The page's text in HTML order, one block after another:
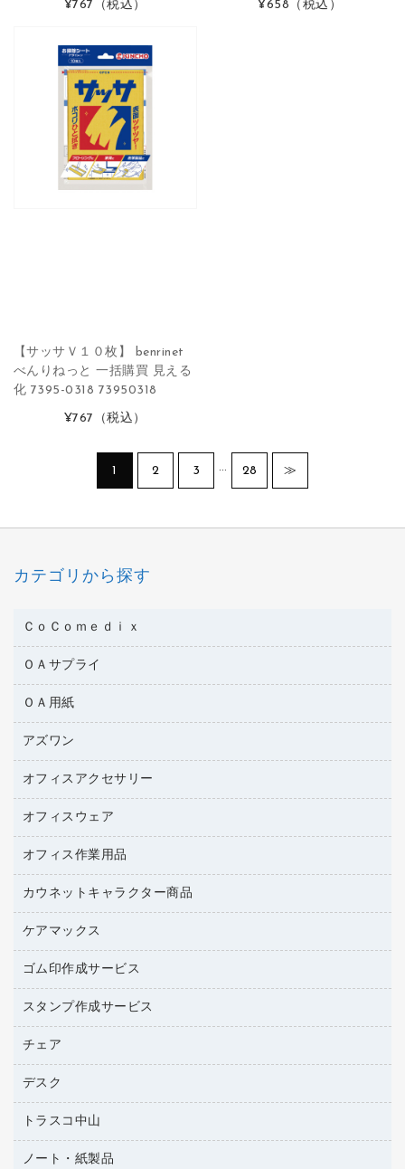
¥767 （税込） ¥658 （税込）
【サッサＶ１０枚】 benrinet
べんりねっと 一括購買 見える
化 7395-0318 73950318
¥767 （税込）
1 2 3 … 28 ≫
カテゴリから探す
ＣｏＣｏｍｅｄｉｘ
医療・介護用品
ＯＡサプライ
インクカートリッジ
トナーカートリッジ
ファクシミリトナー
プリンタ用リボン
リサイクルトナー（プール方式）
リサイクルトナー（リターン方式）
ワープロリボン
互換インクカートリッジ
ＯＡ用紙
インクジェットプリンタ用紙
その他コピー用紙・プリンタ用紙
ハガキ用紙
ファクシミリ用紙
ラベル用紙
ワープロ用紙
帳票用紙／フォーム用紙
名刺用紙
アズワン
医療・介護用品（食品・飲料・食添製品）
研究・環境管理用品
オフィスアクセサリー
オフィスアクセサリー
オフィスウェア
アウター
アクセサリー・その他
ブラウス・シャツ
医療・介護・ワーキングウェア
オフィス作業用品
ペット用品
結束用品
工場用品
梱包用テープ
作業用雑貨
作業用手袋
倉庫収納用品
台車・脚立
カウネットキャラクター商品
カウネットキャラクター商品
ケアマックス
医療・介護用品（食品・飲料・食添製品）
管理医療機器
ゴム印作成サービス
ゴム印（フリーサイズ印）作成サービス
ゴム印作成サービス
スタンプ作成サービス
カウネットスタンプ作成サービス
チェア
オフィスチェア
ミーティングチェア
応接イス・ベンチ
デスク
カウンター
トラスコ中山
建築・作業用品
ノート・紙製品